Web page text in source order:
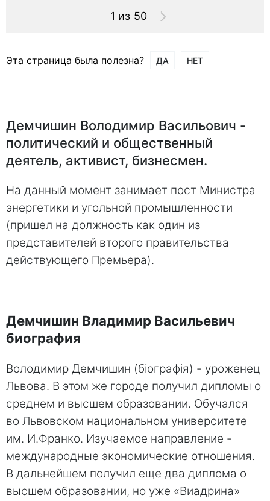
1 из 50
Эта страница была полезна? ДА НЕТ
Демчишин Володимир Васильович -
политический и общественный
деятель, активист, бизнесмен.
На данный момент занимает пост Министра
энергетики и угольной промышленности
(пришел на должность как один из
представителей второго правительства
действующего Премьера).
Демчишин Владимир Васильевич
биография
Володимир Демчишин (біографія) - уроженец
Львова. В этом же городе получил дипломы о
среднем и высшем образовании. Обучался
во Львовском национальном университете
им. И.Франко. Изучаемое направление -
международные экономические отношения.
В дальнейшем получил еще два диплома о
высшем образовании, но уже «Виадрина»